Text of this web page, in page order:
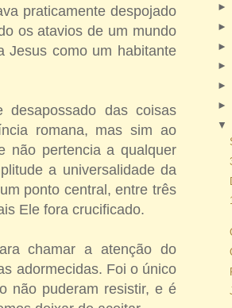
praticamente despojado
os atavios de um mundo
Jesus como um habitante
desapossado das coisas
romana, mas sim ao
não pertencia a qualquer
a universalidade da
ponto central, entre três
Ele fora crucificado.
chamar a atenção do
adormecidas. Foi o único
não puderam resistir, e é
►
►
►
►
►
►
▼